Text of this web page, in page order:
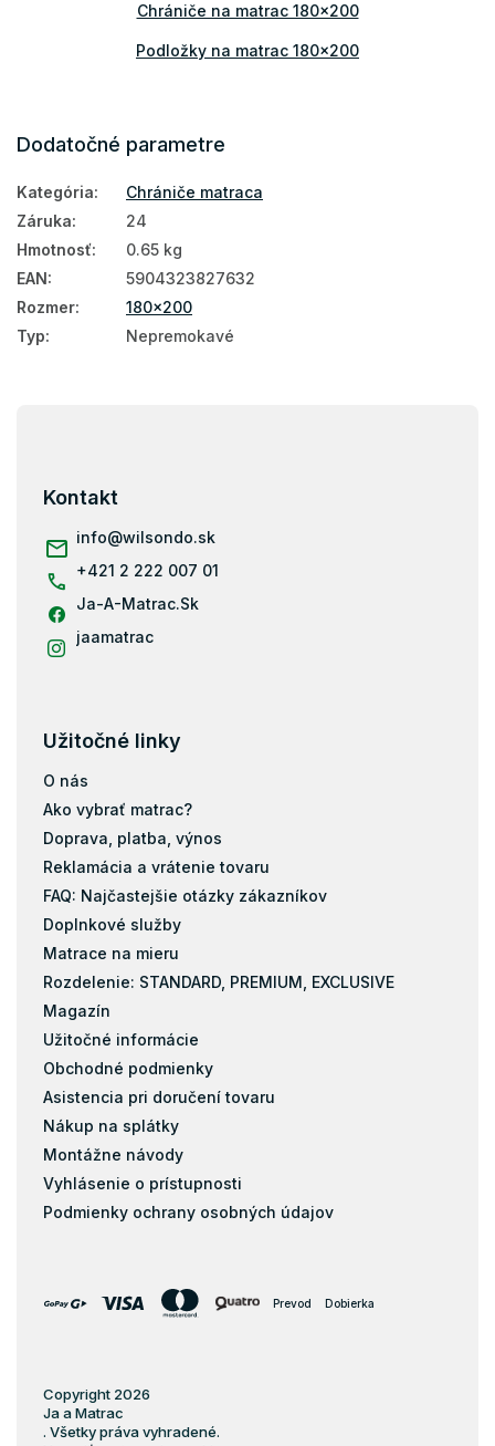
Chrániče na matrac 180x200
Podložky na matrac 180x200
Dodatočné parametre
Kategória:
Chrániče matraca
Záruka:
24
Hmotnosť:
0.65 kg
EAN:
5904323827632
Rozmer:
180x200
Typ: Nepremokavé
Kontakt
info@wilsondo.sk
+421 2 222 007 01
Ja-A-Matrac.Sk
jaamatrac
Užitočné linky
O nás
Ako vybrať matrac?
Doprava, platba, výnos
Reklamácia a vrátenie tovaru
FAQ: Najčastejšie otázky zákazníkov
Doplnkové služby
Matrace na mieru
Rozdelenie: STANDARD, PREMIUM, EXCLUSIVE
Magazín
Užitočné informácie
Obchodné podmienky
Asistencia pri doručení tovaru
Nákup na splátky
Montážne návody
Vyhlásenie o prístupnosti
Podmienky ochrany osobných údajov
Prevod Dobierka
Copyright 2026
Ja a Matrac
. Všetky práva vyhradené.